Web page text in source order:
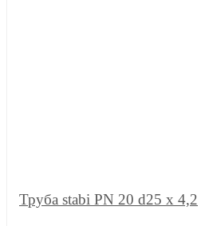
Труба stabi PN 20 d25 х 4,2